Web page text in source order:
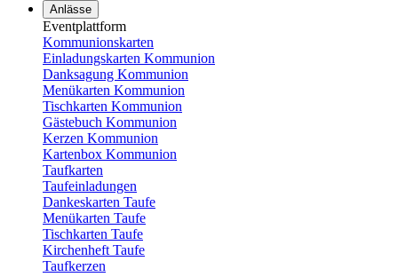
Anlässe
Eventplattform
Kommunionskarten
Einladungskarten Kommunion
Danksagung Kommunion
Menükarten Kommunion
Tischkarten Kommunion
Gästebuch Kommunion
Kerzen Kommunion
Kartenbox Kommunion
Taufkarten
Taufeinladungen
Dankeskarten Taufe
Menükarten Taufe
Tischkarten Taufe
Kirchenheft Taufe
Taufkerzen